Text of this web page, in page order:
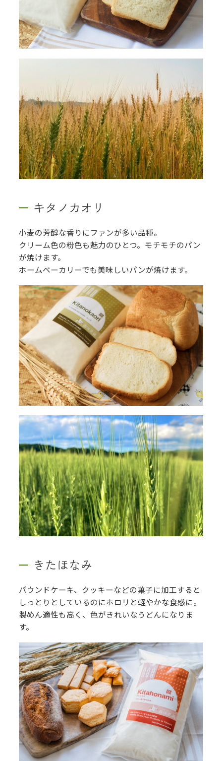
キタノカオリ
小麦の芳醇な香りにファンが多い品種。
クリーム色の粉色も魅力のひとつ。モチモチのパン
が焼けます。
ホームベーカリーでも美味しいパンが焼けます。
きたほなみ
パウンドケーキ、クッキーなどの菓子に加工すると
しっとりとしているのにホロリと軽やかな食感に。
製めん適性も高く、色がきれいなうどんになりま
す。